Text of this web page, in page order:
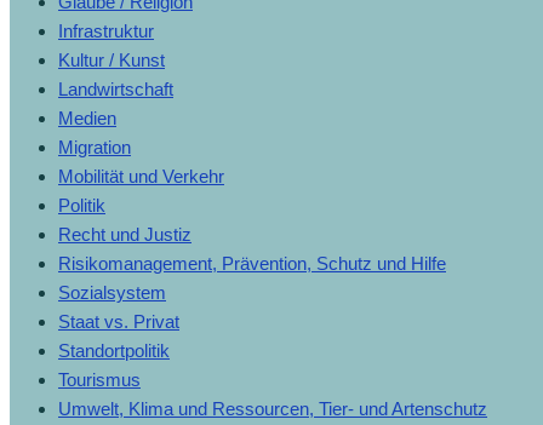
Infrastruktur
Kultur / Kunst
Landwirtschaft
Medien
Migration
Mobilität und Verkehr
Politik
Recht und Justiz
Risikomanagement, Prävention, Schutz und Hilfe
Sozialsystem
Staat vs. Privat
Standortpolitik
Tourismus
Umwelt, Klima und Ressourcen, Tier- und Artenschutz